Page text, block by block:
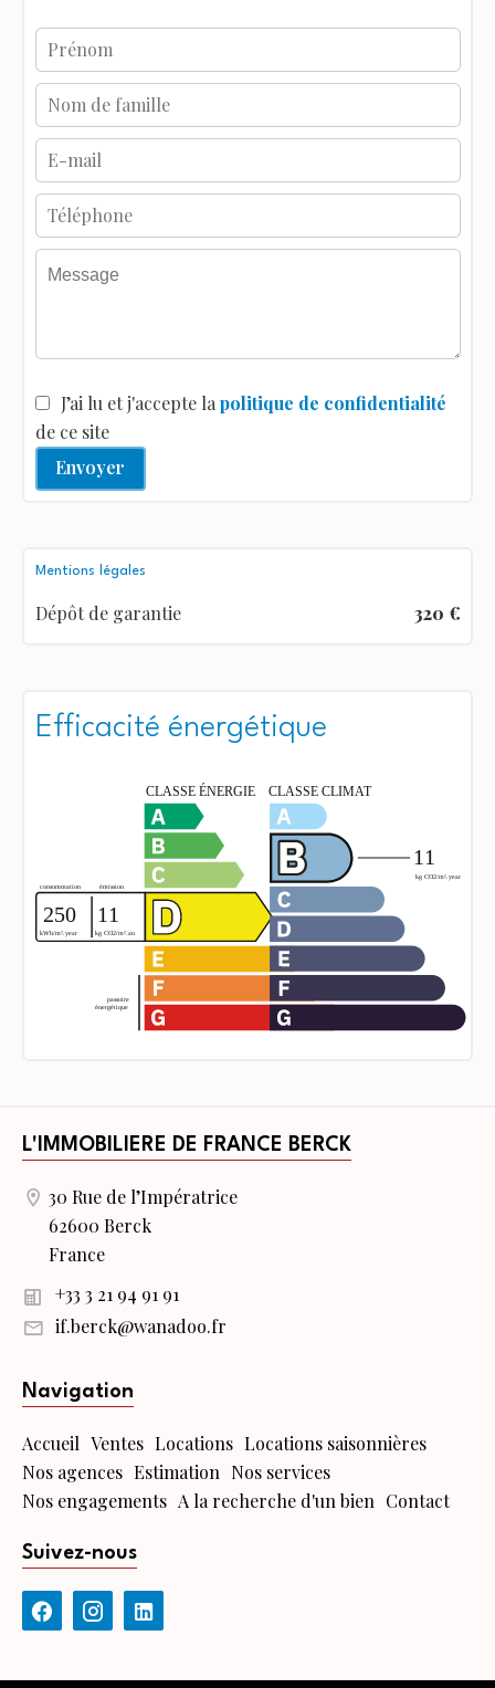
J’ai lu et j'accepte la politique de confidentialité
de ce site
Envoyer
Mentions légales
Dépôt de garantie 320 €
Efficacité énergétique
L'IMMOBILIERE DE FRANCE BERCK
30 Rue de l’Impératrice
62600 Berck
France
+33 3 21 94 91 91
if.berck@wanadoo.fr
Navigation
Accueil Ventes Locations Locations saisonnières
Nos agences Estimation Nos services
Nos engagements A la recherche d'un bien Contact
Suivez-nous